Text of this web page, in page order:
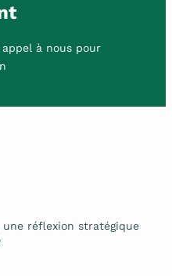
à nous pour
réflexion stratégique